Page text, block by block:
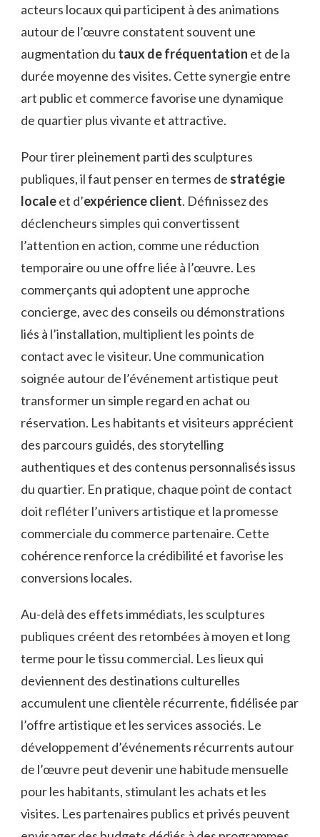
acteurs locaux qui participent à des animations
autour de l’œuvre constatent souvent une
augmentation du taux de fréquentation et de la
durée moyenne des visites. Cette synergie entre
art public et commerce favorise une dynamique
de quartier plus vivante et attractive.
Pour tirer pleinement parti des sculptures
publiques, il faut penser en termes de stratégie
localeet d’expérience client. Définissez des
déclencheurs simples qui convertissent
l’attention en action, comme une réduction
temporaire ou une offre liée à l’œuvre. Les
commerçants qui adoptent une approche
concierge, avec des conseils ou démonstrations
liés à l’installation, multiplient les points de
contact avec le visiteur. Une communication
soignée autour de l’événement artistique peut
transformer un simple regard en achat ou
réservation. Les habitants et visiteurs apprécient
des parcours guidés, des storytelling
authentiques et des contenus personnalisés issus
du quartier. En pratique, chaque point de contact
doit refléter l’univers artistique et la promesse
commerciale du commerce partenaire. Cette
cohérence renforce la crédibilité et favorise les
conversions locales.
Au-delà des effets immédiats, les sculptures
publiques créent des retombées à moyen et long
terme pour le tissu commercial. Les lieux qui
deviennent des destinations culturelles
accumulent une clientèle récurrente, fidélisée par
l’offre artistique et les services associés. Le
développement d’événements récurrents autour
de l’œuvre peut devenir une habitude mensuelle
pour les habitants, stimulant les achats et les
visites. Les partenaires publics et privés peuvent